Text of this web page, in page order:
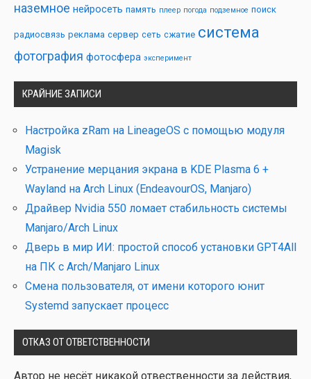
наземное нейросеть память плеер погода подземное поиск
радиосвязь реклама сервер сеть сжатие система
фотография фотосфера эксперимент
КРАЙНИЕ ЗАПИСИ
Настройка zRam на LineageOS с помощью модуля
Magisk
Устранение мерцания экрана в KDE Plasma 6 +
Wayland на Arch Linux (EndeavourOS, Manjaro)
Драйвер Nvidia 550 ломает стабильность системы
Manjaro/Arch Linux
Дверь в мир ИИ: простой способ установки GPT4All
на ПК с Arch/Manjaro Linux
Смена пользователя, от имени которого юнит
Systemd запускает процесс
ОТКАЗ ОТ ОТВЕТСТВЕННОСТИ
Автор не несёт ника­кой отвест­вен­но­сти за дей­ствия,